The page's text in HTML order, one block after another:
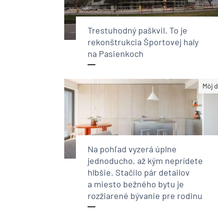
Trestuhodný paškvil. To je
rekonštrukcia Športovej haly
na Pasienkoch
Môj
Na pohľad vyzerá úplne
jednoducho, až kým neprídete
hlbšie. Stačilo pár detailov
a miesto bežného bytu je
rozžiarené bývanie pre rodinu